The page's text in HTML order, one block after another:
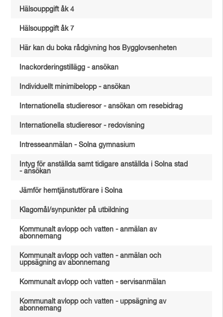
Hälsouppgift åk 4
Hälsouppgift åk 7
Här kan du boka rådgivning hos Bygglovsenheten
Inackorderingstillägg - ansökan
Individuellt minimibelopp - ansökan
Internationella studieresor - ansökan om resebidrag
Internationella studieresor - redovisning
Intresseanmälan - Solna gymnasium
Intyg för anställda samt tidigare anställda i Solna stad
- ansökan
Jämför hemtjänstutförare i Solna
Klagomål/synpunkter på utbildning
Kommunalt avlopp och vatten - anmälan av
abonnemang
Kommunalt avlopp och vatten - anmälan och
uppsägning av abonnemang
Kommunalt avlopp och vatten - servisanmälan
Kommunalt avlopp och vatten - uppsägning av
abonnemang